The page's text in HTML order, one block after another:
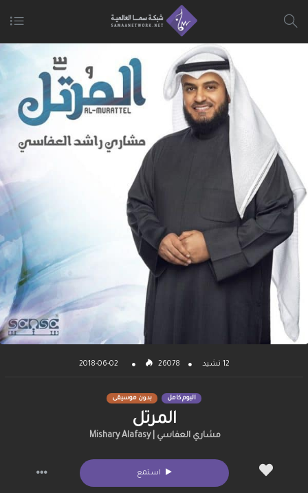
12 نشيد 26078
2018-06-02
بدون موسيقى البوم كامل
المرتل
مشاري العفاسي | Mishary Alafasy
استمع